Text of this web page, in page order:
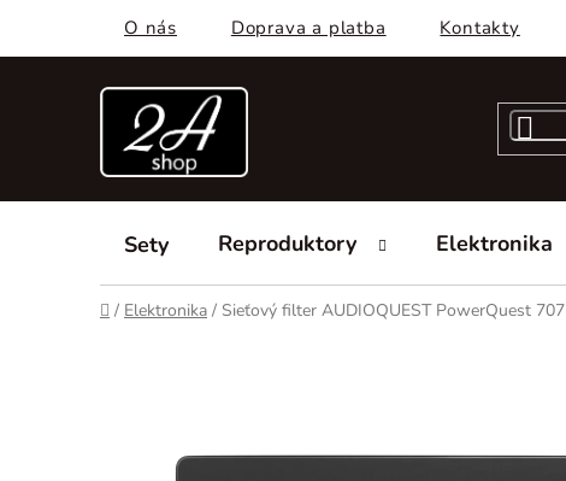
obsah
O nás Doprava a platba Kontakty
Sety Reproduktory Elektronika
Domov
/ Elektronika / Sieťový filter AUDIOQUEST PowerQuest 707